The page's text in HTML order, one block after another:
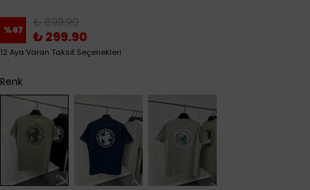
%67 ₺ 899.90
₺ 299.90
12 Aya Varan Taksit Seçenekleri
Renk